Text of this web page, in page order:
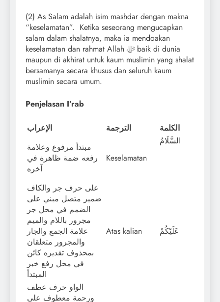
(2) As Salam adalah isim mashdar dengan makna
“keselamatan”. Ketika seseorang mengucapkan
salam dalam shalatnya, maka ia mendoakan
keselamatan dan rahmat Allah ﷻ baik di dunia
maupun di akhirat untuk kaum muslimin yang shalat
bersamanya secara khusus dan seluruh kaum
muslimin secara umum.
Penjelasan I’rab
الإعراب الترجمة
الكلمة
مبتدأ مرفوع وعلامة
رفعه ضمة ظاهرة في
آخره
Keselamatan
على حرف جر والكاف
ضمير متصل مبني على
الضمم في محل جر
مجرور باللام والميم
علامة الجمع والجار
والمجرور متعلقان
بمحذوف تقديره كائن
في محل رفع خبر
المبتدأ
Atas kalian عَلَيْكُمْ
الواو حرف عطف
ورحمة معطوف على